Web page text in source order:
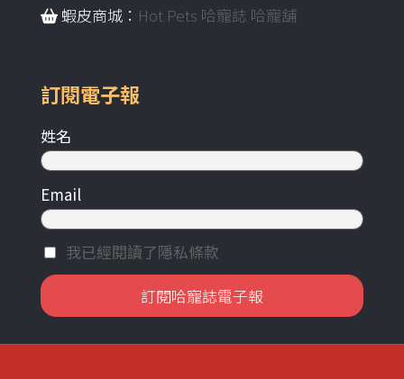
蝦皮商城： Hot Pets 哈寵誌 哈寵舖
訂閱電子報
姓名
Email
我已經閱讀了隱私條款